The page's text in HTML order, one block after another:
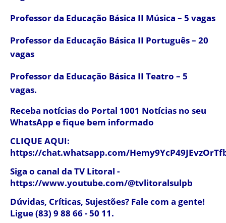
Professor da Educação Básica II Música – 5 vagas
Professor da Educação Básica II Português – 20
vagas
Professor da Educação Básica II Teatro – 5
vagas.
Receba notícias do Portal 1001 Notícias no seu
WhatsApp e fique bem informado
CLIQUE AQUI:
https://chat.whatsapp.com/
Siga o canal da TV Litoral -
https://www.youtube.com/@tvlitoralsulpb
Dúvidas, Críticas, Sujestões? Fale com a gente!
Ligue (83) 9 88 66 - 50 11.